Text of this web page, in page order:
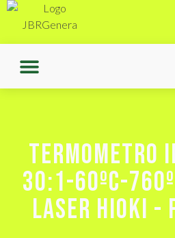
TERMOMETRO
30:1-60ºC-
LASER HIOKI